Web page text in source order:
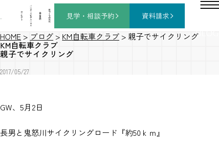
コ
ン
セ
プ
ト
バ
ー
チ
ャ
ル
モ
デ
ル
ハ
ウ
ス
施
工
事
例
家
づ
く
り
の
流
れ
見学・相談予約 資料請求
BLOG
HOME > ブログ > KM自転車クラブ > 親子でサイクリング
KM自転車クラブ
親子でサイクリング
2017/05/27
GW、5月2日
長男と鬼怒川サイクリングロード『約50ｋｍ』